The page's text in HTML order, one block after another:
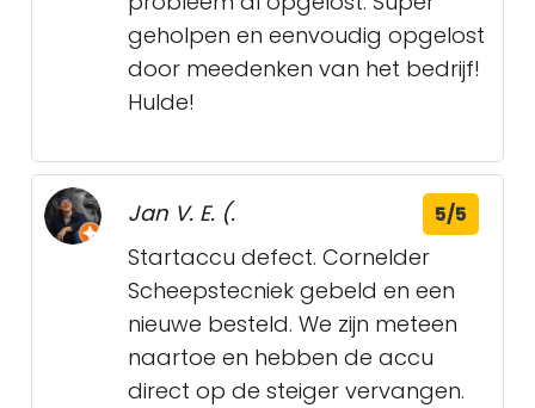
geholpen en eenvoudig opgelost
door meedenken van het bedrijf!
Hulde!
Jan V. E. (. 5/5
Startaccu defect. Cornelder
Scheepstecniek gebeld en een
nieuwe besteld. We zijn meteen
naartoe en hebben de accu
direct op de steiger vervangen.